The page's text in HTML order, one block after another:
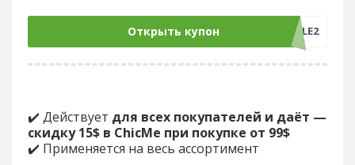
Открыть купон SALE2
✔️ Действует для всех покупателей и даёт —
скидку 15$ в ChicMe при покупке от 99$
✔️ Применяется на весь ассортимент